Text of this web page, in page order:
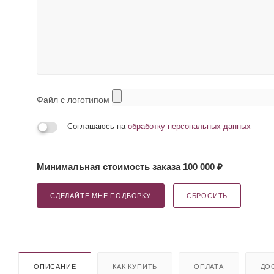
Файл с логотипом
Соглашаюсь на обработку персональных данных
Минимальная стоимость заказа 100 000 ₽
СДЕЛАЙТЕ МНЕ ПОДБОРКУ СБРОСИТЬ
ОПИСАНИЕ КАК КУПИТЬ ОПЛАТА